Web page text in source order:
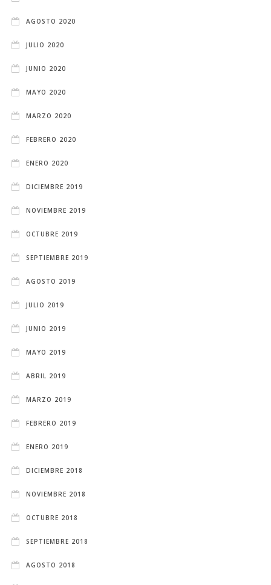
AGOSTO 2020
JULIO 2020
JUNIO 2020
MAYO 2020
MARZO 2020
FEBRERO 2020
ENERO 2020
DICIEMBRE 2019
NOVIEMBRE 2019
OCTUBRE 2019
SEPTIEMBRE 2019
AGOSTO 2019
JULIO 2019
JUNIO 2019
MAYO 2019
ABRIL 2019
MARZO 2019
FEBRERO 2019
ENERO 2019
DICIEMBRE 2018
NOVIEMBRE 2018
OCTUBRE 2018
SEPTIEMBRE 2018
AGOSTO 2018